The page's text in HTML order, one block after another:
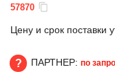
57870
Цену и срок поставки
ПАРТНЕР: по